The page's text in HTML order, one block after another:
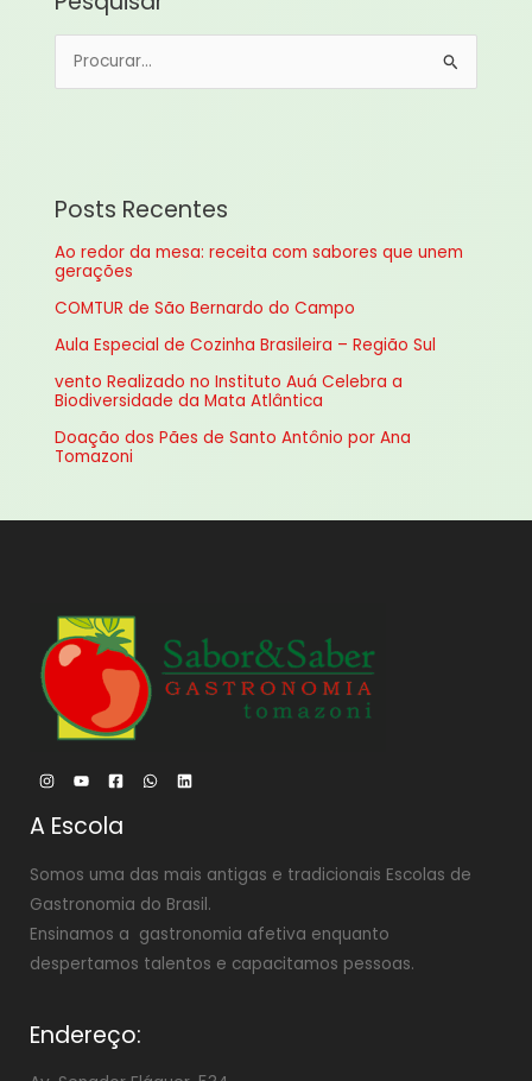
i
s
a
r
p
o
:
Posts Recentes
Ao redor da mesa: receita com sabores que unem
gerações
COMTUR de São Bernardo do Campo
Aula Especial de Cozinha Brasileira – Região Sul
vento Realizado no Instituto Auá Celebra a
Biodiversidade da Mata Atlântica
Doação dos Pães de Santo Antônio por Ana
Tomazoni
A Escola
Somos uma das mais antigas e tradicionais Escolas de
Gastronomia do Brasil.
Ensinamos a gastronomia afetiva enquanto
despertamos talentos e capacitamos pessoas.
Endereço: